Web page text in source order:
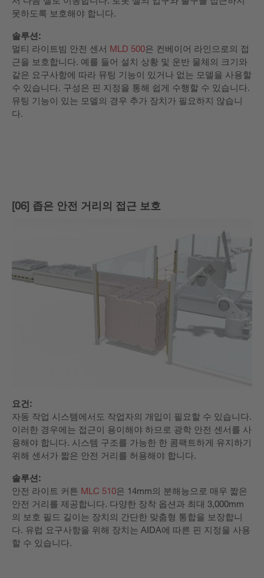
못하도록 보호해야 합니다.
솔루션:
멀티 라이트빔 안전 센서 MLD 500은 컨베이어 라인으로의 접
근을 보호합니다. 예를 들어 설치 상황 및 운반 물체의 크기와
같은 요구사항에 따라 뮤팅 기능이 있거나 없는 모델을 사용할
수 있습니다. 구성은 핀 지정을 통해 쉽게 수행할 수 있습니다.
뮤팅 기능이 있는 모델의 경우 추가 장치가 필요하지 않습니
다.
[06] 좁은 안전 거리의 접근 보호
요건:
자동 작업 시스템에서도 작업자의 개입이 필요할 수 있습니다.
이러한 경우에는 접근이 용이해야 하므로 광학 안전 센서를 사
용해야 합니다. 시스템 구조를 가능한 한 콤팩트하게 유지하기
위해 센서가 짧은 안전 거리를 허용해야 합니다.
솔루션:
안전 라이트 커튼 MLC 510은 14mm의 분해능으로 매우 짧은
안전 거리를 제공합니다. 다양한 장착 옵션과 최대 3,000mm
의 보호 필드 길이는 장치의 간단한 맞춤형 통합을 보장합니
다. 유럽 ​​요구사항을 위해 장치는 AIDA에 따른 핀 지정을 사용
할 수 있습니다.